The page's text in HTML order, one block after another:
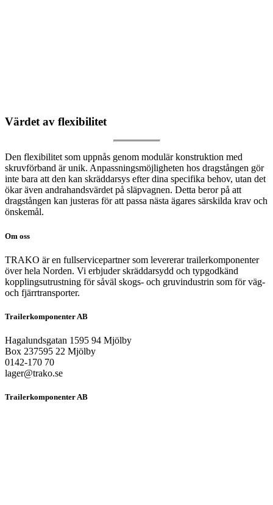
Värdet av flexibilitet
Den flexibilitet som uppnås genom modulär konstruktion med
skruvförband är unik. Anpassningsmöjligheten hos dragstången gör
inte bara att den kan skräddarsys efter dina specifika behov, utan det
ökar även andrahandsvärdet på släpvagnen. Detta beror på att
dragstången kan justeras för att passa nästa ägares särskilda krav och
önskemål.
Om oss
TRAKO är en fullservicepartner som levererar trailerkomponenter
över hela Norden. Vi erbjuder skräddarsydd och typgodkänd
kopplingsutrustning för såväl skogs- och gruvindustrin som för väg-
och fjärrtransporter.
Trailerkomponenter AB
Hagalundsgatan 1595 94 Mjölby
Box 237595 22 Mjölby
0142-170 70
lager@trako.se
Trailerkomponenter AB